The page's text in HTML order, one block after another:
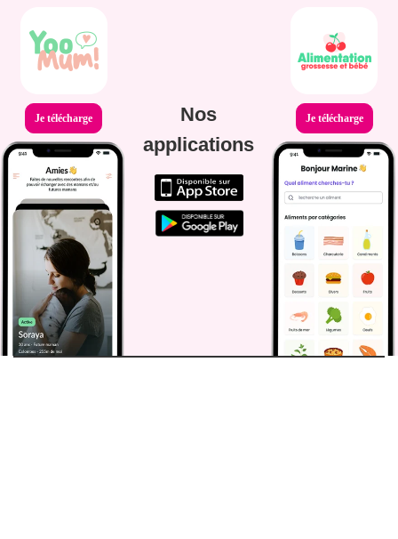
Je télécharge
Nos
applications
Je télécharge